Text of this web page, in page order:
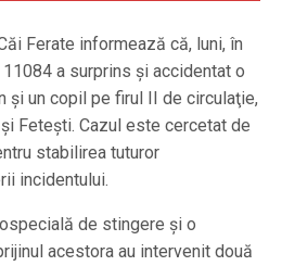
Ferate informează că, luni, în
a surprins şi accidentat o
şi un copil pe firul II de circulaţie,
Feteşti. Cazul este cercetat de
stabilirea tuturor
incidentului.
de stingere şi o
acestora au intervenit două